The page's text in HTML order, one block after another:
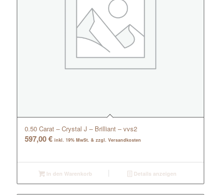
0.50 Carat – Crystal J – Brilliant – vvs2
597,00€ inkl. 19% MwSt. & zzgl. Versandkosten
In den Warenkorb Details anzeigen